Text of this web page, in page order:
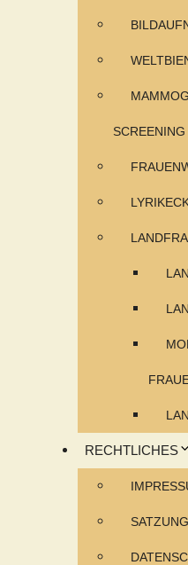
SCREENING
RECHTLICHES
SATZUNG